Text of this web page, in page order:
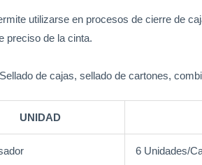
utilizarse en procesos de cierre de
preciso de la cinta.
de cajas, sellado de cartones,
UNIDAD
6 Unidades/